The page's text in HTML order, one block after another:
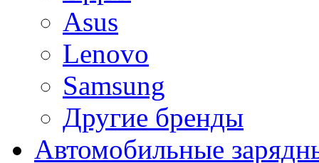
Asus
Lenovo
Samsung
Другие бренды
Автомобильные